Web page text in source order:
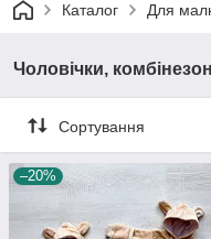
Каталог Для
Чоловічки,
Сортування
–20%